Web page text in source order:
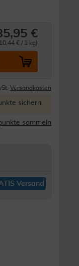
€
€ / 1 kg)
Versandkosten
sichern
sammeln
Versand